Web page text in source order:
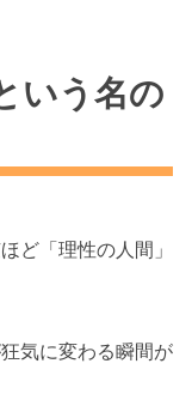
いう名の
ど「理性の人間」
気に変わる瞬間が